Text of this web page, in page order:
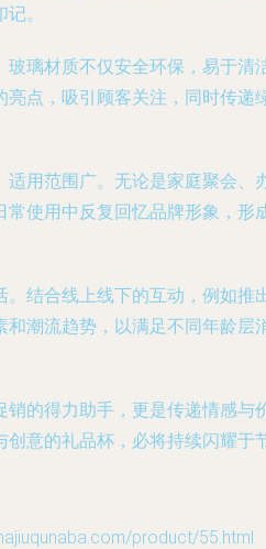
。
璃材质不仅安全环保，易于
点，吸引顾客关注，同时传
用范围广。无论是家庭聚会
使用中反复回忆品牌形象，
结合线上线下的互动，例如推
潮流趋势，以满足不同年龄
的得力助手，更是传递情感
意的礼品杯，必将持续闪耀于
product/55.html